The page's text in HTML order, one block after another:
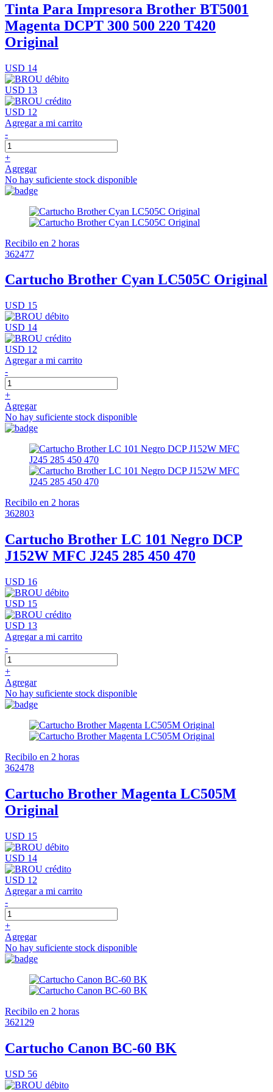
Tinta Para Impresora Brother BT5001
Magenta DCPT 300 500 220 T420
Original
USD 14
USD 13
USD 12
Agregar a mi carrito
-
+
Agregar
No hay suficiente stock disponible
Recibilo en 2 horas
362477
Cartucho Brother Cyan LC505C Original
USD 15
USD 14
USD 12
Agregar a mi carrito
-
+
Agregar
No hay suficiente stock disponible
Recibilo en 2 horas
362803
Cartucho Brother LC 101 Negro DCP
J152W MFC J245 285 450 470
USD 16
USD 15
USD 13
Agregar a mi carrito
-
+
Agregar
No hay suficiente stock disponible
Recibilo en 2 horas
362478
Cartucho Brother Magenta LC505M
Original
USD 15
USD 14
USD 12
Agregar a mi carrito
-
+
Agregar
No hay suficiente stock disponible
Recibilo en 2 horas
362129
Cartucho Canon BC-60 BK
USD 56